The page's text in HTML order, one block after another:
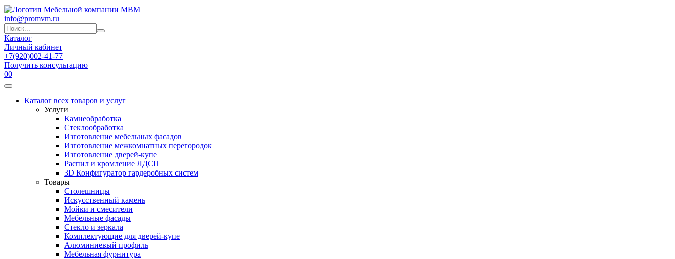
info@promvm.ru
Каталог
Личный кабинет
+7(920)002-41-77
Получить консультацию
00
Каталог всех товаров и услуг
Услуги
Камнеобработка
Стеклообработка
Изготовление мебельных фасадов
Изготовление межкомнатных перегородок
Изготовление дверей-купе
Распил и кромление ЛДСП
3D Конфигуратор гардеробных систем
Товары
Столешницы
Искусственный камень
Мойки и смесители
Мебельные фасады
Стекло и зеркала
Комплектующие для дверей-купе
Алюминиевый профиль
Мебельная фурнитура